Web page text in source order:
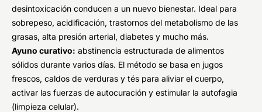
desintoxicación conducen a un nuevo bienestar. Ideal para
sobrepeso, acidificación, trastornos del metabolismo de las
grasas, alta presión arterial, diabetes y mucho más.
Ayuno curativo: abstinencia estructurada de alimentos
sólidos durante varios días. El método se basa en jugos
frescos, caldos de verduras y tés para aliviar el cuerpo,
activar las fuerzas de autocuración y estimular la autofagia
(limpieza celular).